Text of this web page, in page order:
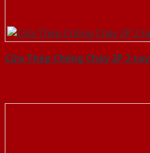
Cửa Thép Chống Cháy 2P 2